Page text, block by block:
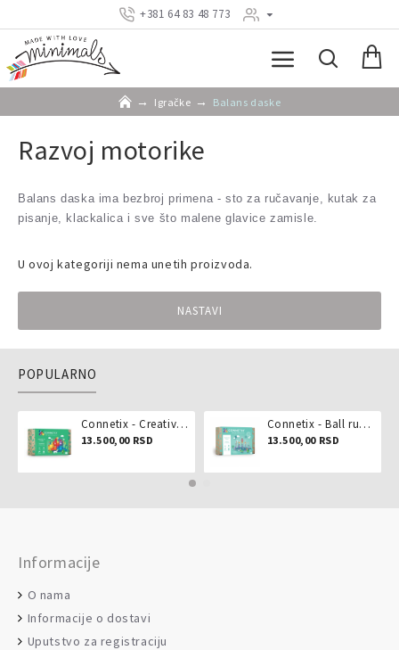
+381 64 83 48 773
Igračke Balans daske
Razvoj motorike
Balans daska ima bezbroj primena - sto za ručavanje, kutak za
pisanje, klackalica i sve što malene glavice zamisle.
U ovoj kategoriji nema unetih proizvoda.
NASTAVI
POPULARNO
Connetix - Creative pack 102 dela
13.500,00 RSD
Connetix - Ball run pastel 106 delova
13.500,00 RSD
Informacije
O nama
Informacije o dostavi
Uputstvo za registraciju